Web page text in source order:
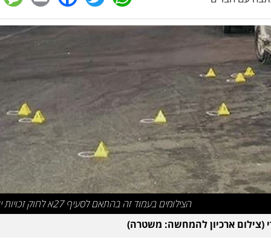
הצילומים בעמוד זה בהתאם לסעיף 27א לחוק זכויות יוצרים
(צילום ארכיון להמחשה: משטרה)